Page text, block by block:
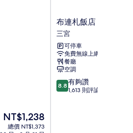
現
在
NT$1,238
總價 NT$1,373
布
連
札
飯
店
三
宮
布連札飯店
三宮
可停車
免費無線上網
餐廳
空調
8.8
分，
8.8 有夠讚
1,613 則評論